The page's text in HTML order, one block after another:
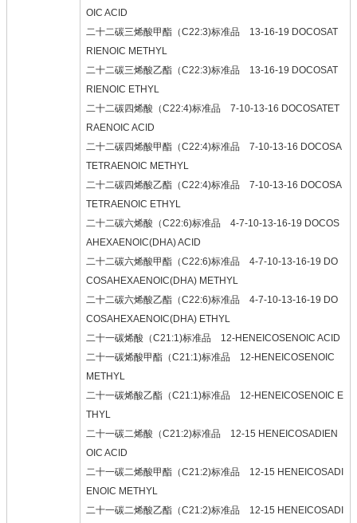
OIC ACID
二十二碳三烯酸甲酯（C22:3)标准品 13-16-19 DOCOSAT
RIENOIC METHYL
二十二碳三烯酸乙酯（C22:3)标准品 13-16-19 DOCOSAT
RIENOIC ETHYL
二十二碳四烯酸（C22:4)标准品 7-10-13-16 DOCOSATET
RAENOIC ACID
二十二碳四烯酸甲酯（C22:4)标准品 7-10-13-16 DOCOSA
TETRAENOIC METHYL
二十二碳四烯酸乙酯（C22:4)标准品 7-10-13-16 DOCOSA
TETRAENOIC ETHYL
二十二碳六烯酸（C22:6)标准品 4-7-10-13-16-19 DOCOS
AHEXAENOIC(DHA) ACID
二十二碳六烯酸甲酯（C22:6)标准品 4-7-10-13-16-19 DO
COSAHEXAENOIC(DHA) METHYL
二十二碳六烯酸乙酯（C22:6)标准品 4-7-10-13-16-19 DO
COSAHEXAENOIC(DHA) ETHYL
二十一碳烯酸（C21:1)标准品 12-HENEICOSENOIC ACID
二十一碳烯酸甲酯（C21:1)标准品 12-HENEICOSENOIC
METHYL
二十一碳烯酸乙酯（C21:1)标准品 12-HENEICOSENOIC E
THYL
二十一碳二烯酸（C21:2)标准品 12-15 HENEICOSADIEN
OIC ACID
二十一碳二烯酸甲酯（C21:2)标准品 12-15 HENEICOSADI
ENOIC METHYL
二十一碳二烯酸乙酯（C21:2)标准品 12-15 HENEICOSADI